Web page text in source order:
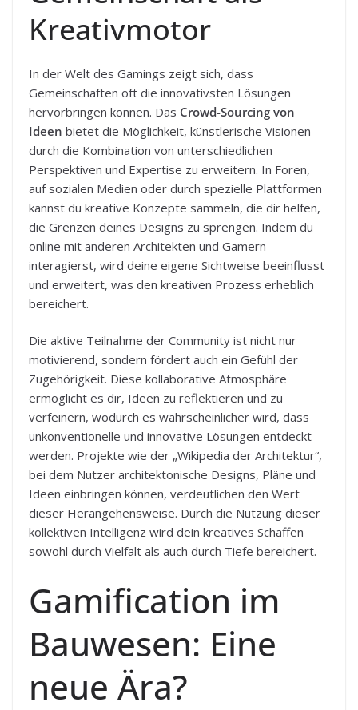
Kreativmotor
In der Welt des Gamings zeigt sich, dass
Gemeinschaften oft die innovativsten Lösungen
hervorbringen können. Das Crowd-Sourcing von
Ideen bietet die Möglichkeit, künstlerische Visionen
durch die Kombination von unterschiedlichen
Perspektiven und Expertise zu erweitern. In Foren,
auf sozialen Medien oder durch spezielle Plattformen
kannst du kreative Konzepte sammeln, die dir helfen,
die Grenzen deines Designs zu sprengen. Indem du
online mit anderen Architekten und Gamern
interagierst, wird deine eigene Sichtweise beeinflusst
und erweitert, was den kreativen Prozess erheblich
bereichert.
Die aktive Teilnahme der Community ist nicht nur
motivierend, sondern fördert auch ein Gefühl der
Zugehörigkeit. Diese kollaborative Atmosphäre
ermöglicht es dir, Ideen zu reflektieren und zu
verfeinern, wodurch es wahrscheinlicher wird, dass
unkonventionelle und innovative Lösungen entdeckt
werden. Projekte wie der „Wikipedia der Architektur“,
bei dem Nutzer architektonische Designs, Pläne und
Ideen einbringen können, verdeutlichen den Wert
dieser Herangehensweise. Durch die Nutzung dieser
kollektiven Intelligenz wird dein kreatives Schaffen
sowohl durch Vielfalt als auch durch Tiefe bereichert.
Gamification im
Bauwesen: Eine
neue Ära?